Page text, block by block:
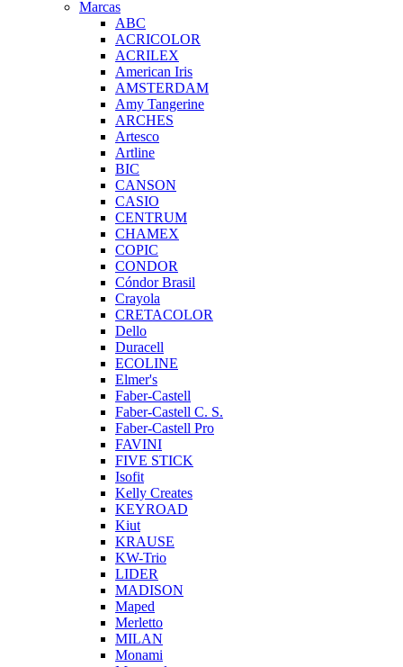
Marcas
ABC
ACRICOLOR
ACRILEX
American Iris
AMSTERDAM
Amy Tangerine
ARCHES
Artesco
Artline
BIC
CANSON
CASIO
CENTRUM
CHAMEX
COPIC
CONDOR
Cóndor Brasil
Crayola
CRETACOLOR
Dello
Duracell
ECOLINE
Elmer's
Faber-Castell
Faber-Castell C. S.
Faber-Castell Pro
FAVINI
FIVE STICK
Isofit
Kelly Creates
KEYROAD
Kiut
KRAUSE
KW-Trio
LIDER
MADISON
Maped
Merletto
MILAN
Monami